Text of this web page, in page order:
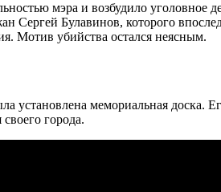
мэра и возбудило уголовное
Сергей Булавинов, которого
Мотив убийства остался неясным.
установлена мемориальная доска.
города.